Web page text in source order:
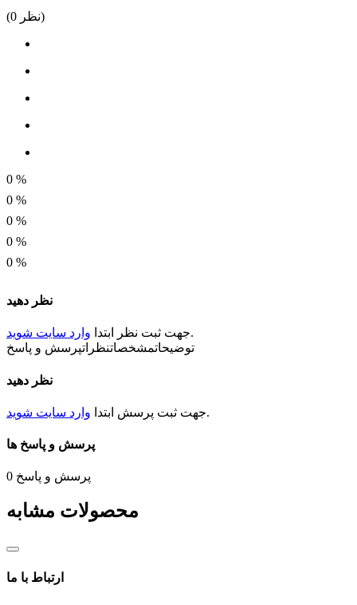
(0 نظر)
0 %
0 %
0 %
0 %
0 %
نظر دهید
جهت ثبت نظر ابتدا وارد سایت شوید
.
توضیحاتمشخصاتنظراتپرسش و پاسخ
نظر دهید
جهت ثبت پرسش ابتدا وارد سایت شوید .
پرسش و پاسخ ها
0 پرسش و پاسخ
محصولات مشابه
ارتباط با ما